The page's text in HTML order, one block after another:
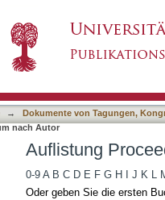
→
Dokumente von Tagungen,
nach Autor
Auflistung
0-9 A B C D E F G H J K L
Oder geben Sie die ersten